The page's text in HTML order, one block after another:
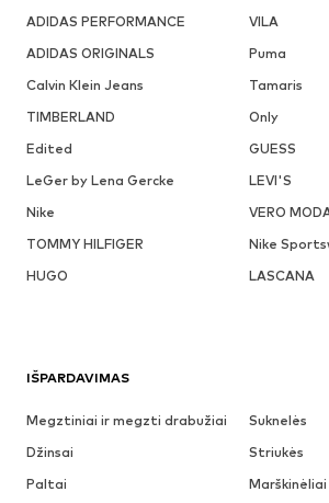
ADIDAS PERFORMANCE
VILA
ADIDAS ORIGINALS
Puma
Calvin Klein Jeans
Tamaris
TIMBERLAND
Only
Edited
GUESS
LeGer by Lena Gercke
LEVI'S
Nike
VERO
TOMMY HILFIGER
Nike
HUGO
LASCANA
IŠPARDAVIMAS
Megztiniai ir megzti drabužiai
Suknelės
Džinsai
Striukės
Paltai